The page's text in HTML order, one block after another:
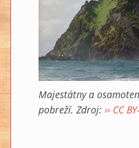
Majestátny a
pobreží. Zdroj: ›› CC